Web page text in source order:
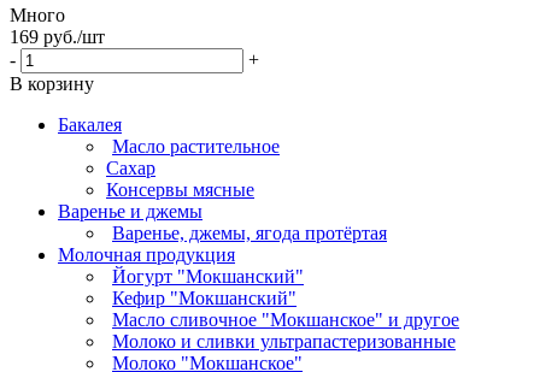
Много
169 руб./шт
-
+
В корзину
Бакалея
Масло растительное
Сахар
Консервы мясные
Варенье и джемы
Варенье, джемы, ягода протёртая
Молочная продукция
Йогурт "Мокшанский"
Кефир "Мокшанский"
Масло сливочное "Мокшанское" и другое
Молоко и сливки ультрапастеризованные
Молоко "Мокшанское"